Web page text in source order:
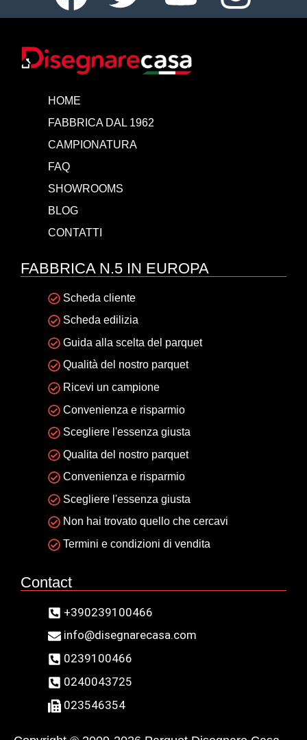
HOME
FABBRICA DAL 1962
CAMPIONATURA
FAQ
SHOWROOMS
BLOG
CONTATTI
FABBRICA N.5 IN EUROPA
Scheda cliente
Scheda edilizia
Guida alla scelta del parquet
Qualità del nostro parquet
Ricevi un campione
Convenienza e risparmio
Scegliere l'essenza giusta
Qualita del nostro parquet
Convenienza e risparmio
Scegliere l'essenza giusta
Non hai trovato quello che cercavi
Termini e condizioni di vendita
Contact
+390239100466
info@disegnarecasa.com
0239100466
0240043725
023546354